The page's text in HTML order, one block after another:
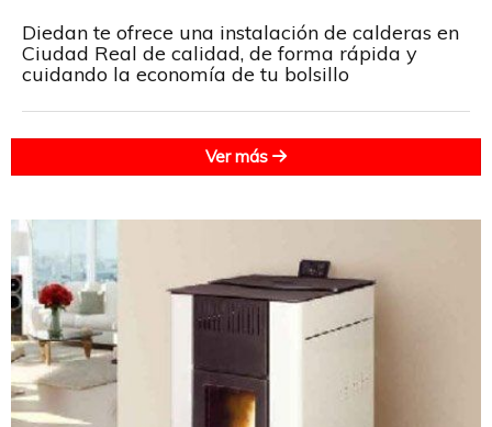
Diedan te ofrece una instalación de calderas en
Ciudad Real de calidad, de forma rápida y
cuidando la economía de tu bolsillo
Ver más